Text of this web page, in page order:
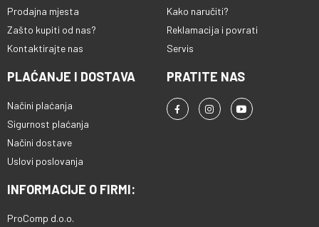
Prodajna mjesta
Zašto kupiti od nas?
Kontaktirajte nas
Kako naručiti?
Reklamacija i povrati
Servis
PLAĆANJE I DOSTAVA
Načini plaćanja
Sigurnost plaćanja
Načini dostave
Uslovi poslovanja
PRATITE NAS
INFORMACIJE O FIRMI:
ProComp d.o.o.